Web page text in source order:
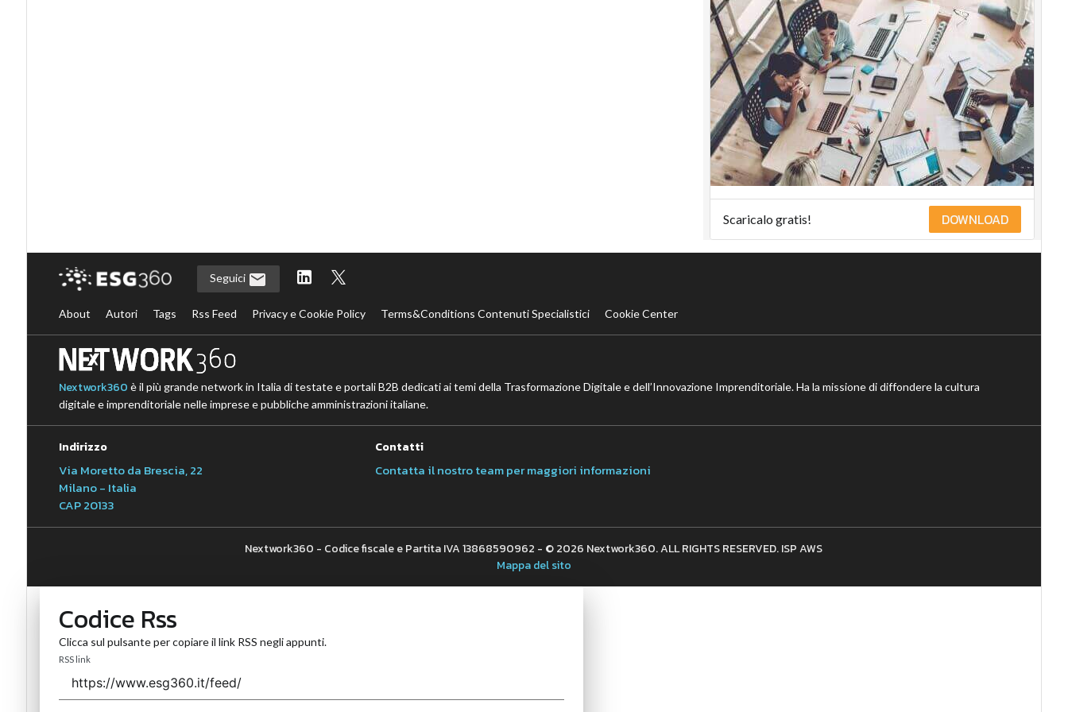
Scaricalo gratis! DOWNLOAD
Seguici
About Autori Tags Rss Feed Privacy e Cookie Policy Terms&Conditions Contenuti Specialistici Cookie Center
Nextwork360 è il più grande network in Italia di testate e portali B2B dedicati ai temi della Trasformazione Digitale e dell’Innovazione Imprenditoriale. Ha la missione di diffondere la cultura
digitale e imprenditoriale nelle imprese e pubbliche amministrazioni italiane.
Indirizzo
Via Moretto da Brescia, 22
Milano - Italia
CAP 20133
Contatti
Contatta il nostro team per maggiori informazioni
Nextwork360 - Codice fiscale e Partita IVA 13868590962 - © 2026 Nextwork360. ALL RIGHTS RESERVED. ISP AWS
Mappa del sito
Codice Rss
Clicca sul pulsante per copiare il link RSS negli appunti.
RSS link